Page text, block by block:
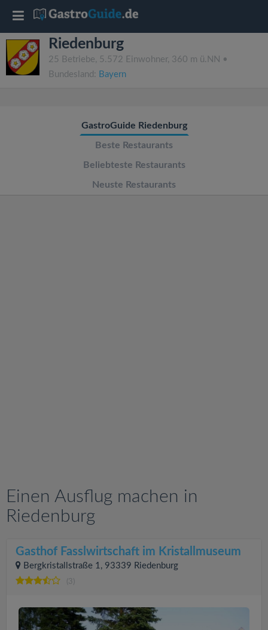
Riedenburg
25 Betriebe, 5.572 Einwohner, 360 m ü.NN •
Bundesland: Bayern
GastroGuide Riedenburg
Beste Restaurants
Beliebteste Restaurants
Neuste Restaurants
Einen Ausflug machen in
Riedenburg
Gasthof Fasslwirtschaft im Kristallmuseum
Bergkristallstraße 1, 93339 Riedenburg
(3)
T
o
g